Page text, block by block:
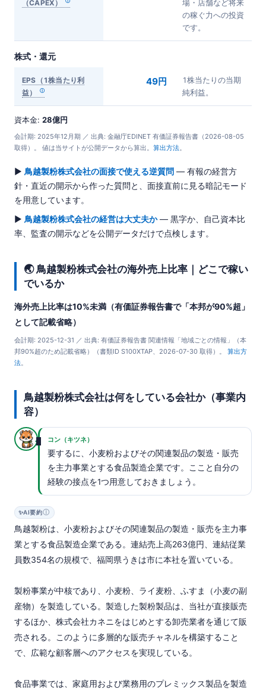
（CAPEX）
場・店舗など将来
の稼ぐ力への投資
です。
株式・還元
EPS（1株当たり利
益）
49円
1株当たりの当期
純利益。
資本金: 28億円
会計期: 2025年12月期 ／ 出典: 金融庁EDINET 有価証券報告書（2026-08-05
取得）。 値は当サイトが公開データから算出。 算出方法
▶ 鳥越製粉株式会社の面接で使える逆質問 — 有報の経営方
針・直近の開示から作った質問と、面接直前に見る暗記モード
を用意しています。
▶ 鳥越製粉株式会社の経営は大丈夫か— 黒字か、自己資本比
率、監査の開示などを公開データだけで点検します。
🌏 鳥越製粉株式会社の海外売上比率｜どこで稼い
でいるか
海外売上比率は10%未満（有価証券報告書で「本邦が90%超」
として記載省略）
会計期: 2025-12-31 ／ 出典: 有価証券報告書 関連情報「地域ごとの情報」（本
邦90%超のため記載省略）（書類ID S100XTAP、2026-07-30 取得）。 算出方
法
鳥越製粉株式会社は何をしている会社か（事業内
容）
コン（キツネ）
要するに、小麦粉およびその関連製品の製造・販売
を主力事業とする食品製造企業です。ここと自分の
経験の接点を1つ用意しておきましょう。
✨AI要約ⓘ
鳥越製粉は、小麦粉およびその関連製品の製造・販売を主力事
業とする食品製造企業である。連結売上高263億円、連結従業
員数354名の規模で、福岡県うきは市に本社を置いている。
製粉事業が中核であり、小麦粉、ライ麦粉、ふすま（小麦の副
産物）を製造している。製造した製粉製品は、当社が直接販売
するほか、株式会社カネニをはじめとする卸売業者を通じて販
売される。このように多層的な販売チャネルを構築すること
で、広範な顧客層へのアクセスを実現している。
食品事業では、家庭用および業務用のプレミックス製品を製造